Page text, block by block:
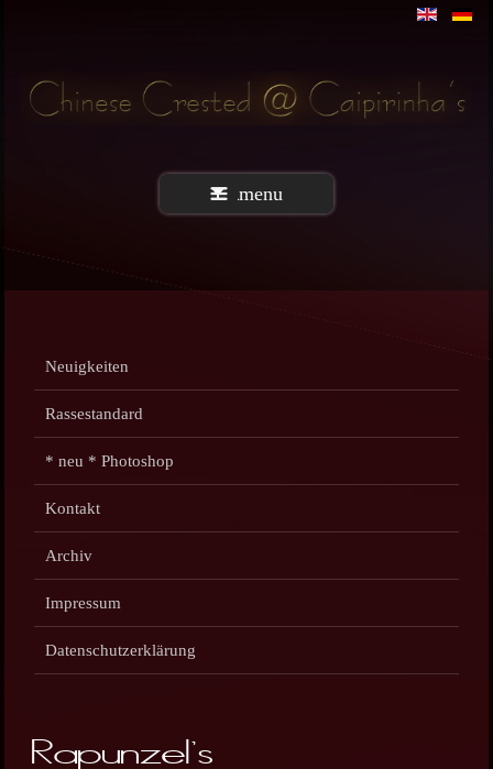
menu
Neuigkeiten
Rassestandard
* neu * Photoshop
Kontakt
Archiv
Impressum
Datenschutzerklärung
Rapunzel's